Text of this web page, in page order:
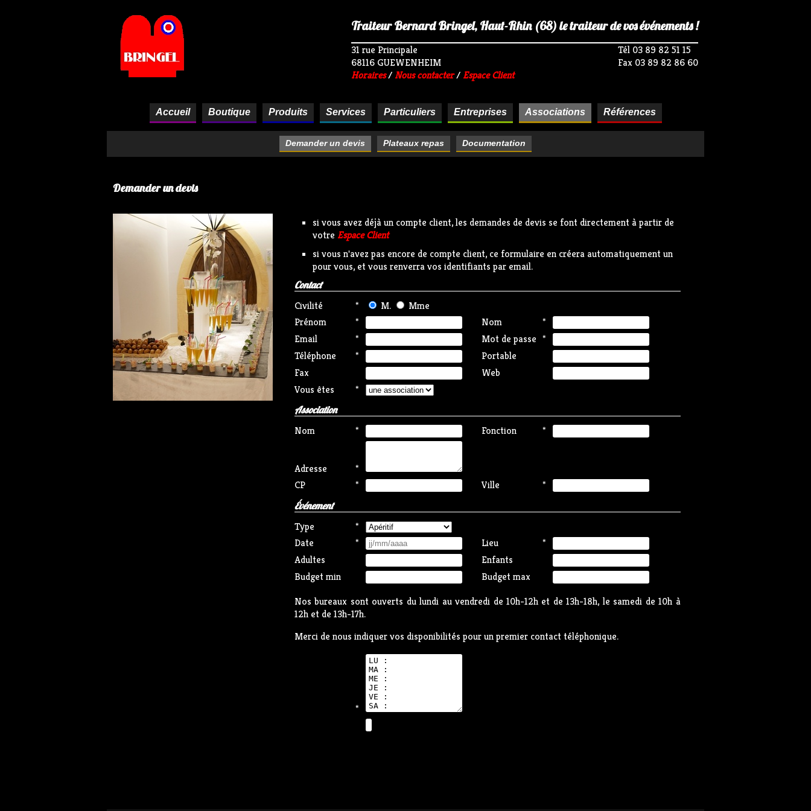
Traiteur Bernard Bringel, Haut-Rhin (68) le traiteur de vos événements !
Tél 03 89 82 51 15
Fax 03 89 82 86 60
31 rue Principale
68116 GUEWENHEIM
Horaires/ Nous contacter/ Espace Client
Accueil Boutique Produits Services Particuliers Entreprises Associations Références
Demander un devis Plateaux repas Documentation
Demander un devis
si vous avez déjà un compte client, les demandes de devis se font directement à partir de
votre Espace Client
si vous n'avez pas encore de compte client, ce formulaire en créera automatiquement un
pour vous, et vous renverra vos identifiants par email.
Contact
Civilité * M.
Mme
Prénom
* Nom
*
Email
* Mot de passe *
Téléphone
*
Portable
Fax
Web
Vous êtes
*
Association
Nom * Fonction *
Adresse
*
CP
* Ville *
Événement
Type
*
Date
* Lieu
*
Adultes
Enfants
Budget min
Budget max
Nos bureaux sont ouverts du lundi au vendredi de 10h-12h et de 13h-18h, le samedi de 10h à
12h et de 13h-17h.
Merci de nous indiquer vos disponibilités pour un premier contact téléphonique.
*